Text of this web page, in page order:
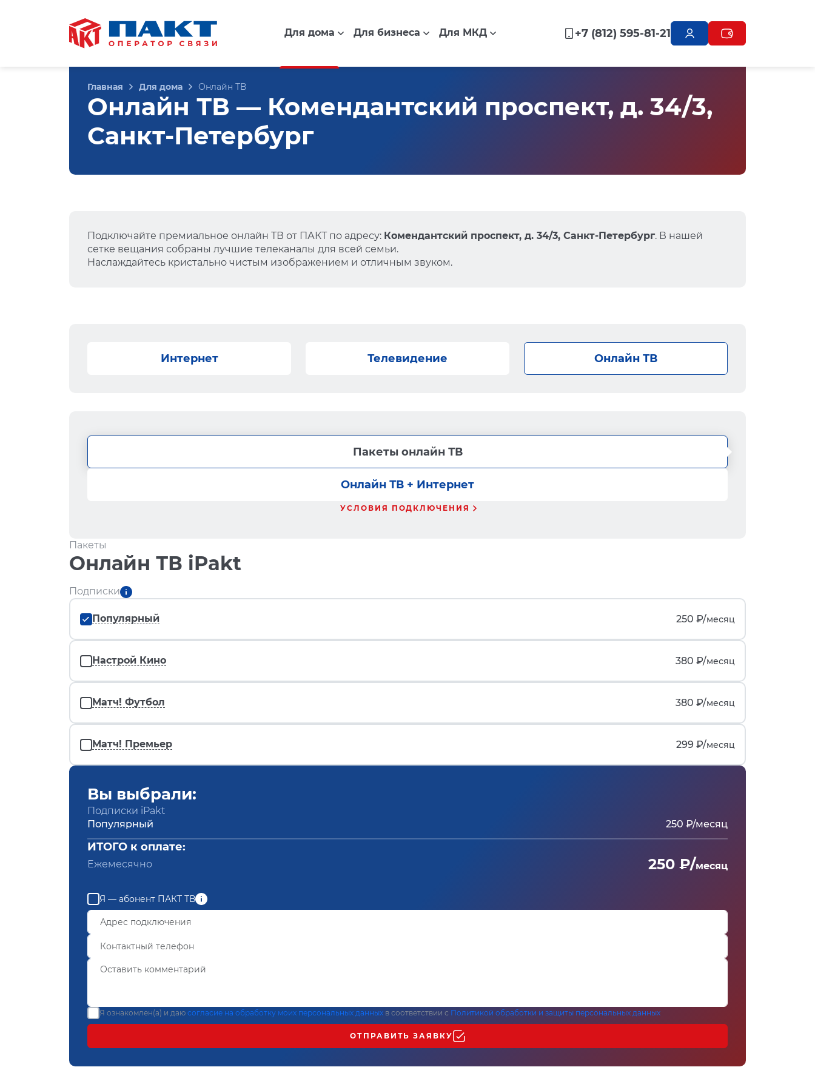
Для дома Для бизнеса Для МКД +7 (812) 595-81-21
Главная Для дома Онлайн ТВ
Онлайн ТВ — Комендантский проспект, д. 34/3,
Санкт-Петербург
Подключайте премиальное онлайн ТВ от ПАКТ по адресу: Комендантский проспект, д. 34/3, Санкт-Петербург. В нашей
сетке вещания собраны лучшие телеканалы для всей семьи.
Наслаждайтесь кристально чистым изображением и отличным звуком.
Интернет Телевидение Онлайн ТВ
Пакеты онлайн ТВ
Онлайн ТВ + Интернет
УСЛОВИЯ ПОДКЛЮЧЕНИЯ
Пакеты
Онлайн ТВ iPakt
Подписки
Популярный 250 ₽/месяц
Настрой Кино 380 ₽/месяц
Матч! Футбол 380 ₽/месяц
Матч! Премьер 299 ₽/месяц
Вы выбрали:
Подписки iPakt
Популярный
250 ₽/месяц
ИТОГО к оплате:
Ежемесячно 250 ₽/месяц
Я — абонент ПАКТ ТВ
Я ознакомлен(а) и даю согласие на обработку моих персональных данных в соответствии с Политикой обработки и защиты персональных данных
ОТПРАВИТЬ ЗАЯВКУ